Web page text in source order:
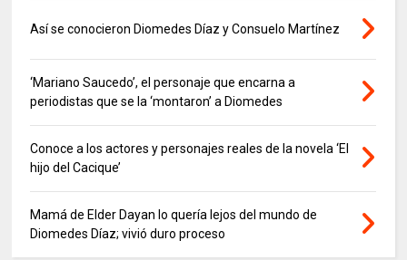
Así se conocieron Diomedes Díaz y Consuelo Martínez
‘Mariano Saucedo’, el personaje que encarna a
periodistas que se la ‘montaron’ a Diomedes
Conoce a los actores y personajes reales de la novela ‘El
hijo del Cacique’
Mamá de Elder Dayan lo quería lejos del mundo de
Diomedes Díaz; vivió duro proceso